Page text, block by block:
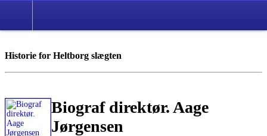
Historie for Heltborg slægten
Biograf direktør. Aage
Jørgensen